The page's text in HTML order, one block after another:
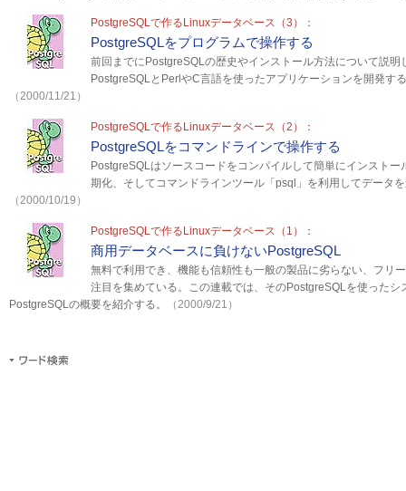
PostgreSQLで作るLinuxデータベース（3）：
PostgreSQLをプログラムで操作する
前回までにPostgreSQLの歴史やインストール方法について説明
PostgreSQLとPerlやC言語を使ったアプリケーションを開発す
（2000/11/21）
PostgreSQLで作るLinuxデータベース（2）：
PostgreSQLをコマンドラインで操作する
PostgreSQLはソースコードをコンパイルして簡単にインスト
期化、そしてコマンドラインツール「psql」を利用してデータ
（2000/10/19）
PostgreSQLで作るLinuxデータベース（1）：
商用データベースに負けないPostgreSQL
無料で利用でき、機能も信頼性も一般の製品に劣らない、フリ
注目を集めている。この連載では、そのPostgreSQLを使った
PostgreSQLの概要を紹介する。
（2000/9/21）